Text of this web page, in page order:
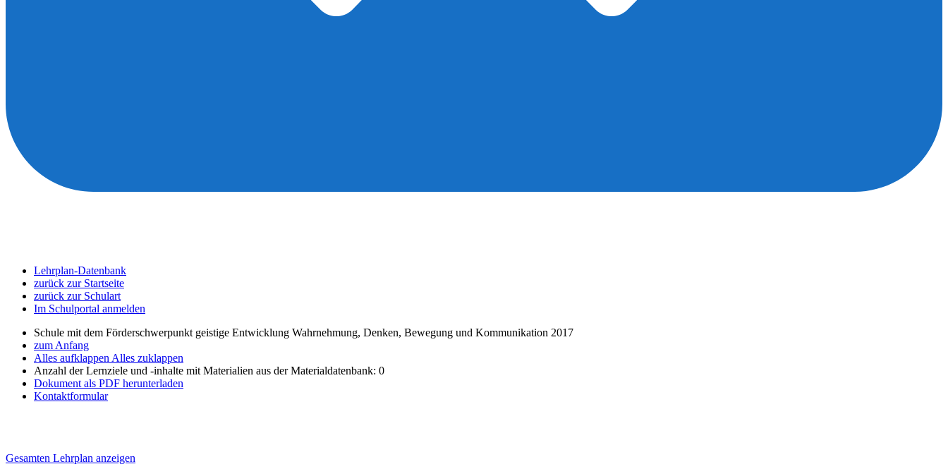
Lehrplan-Datenbank
zurück zur Startseite
zurück zur Schulart
Im Schulportal anmelden
Schule mit dem Förderschwerpunkt geistige Entwicklung Wahrnehmung, Denken, Bewegung und Kommunikation 2017
zum Anfang
Alles aufklappen Alles zuklappen
Anzahl der Lernziele und -inhalte mit Materialien aus der Materialdatenbank: 0
Dokument als PDF herunterladen
Kontaktformular
Gesamten Lehrplan anzeigen